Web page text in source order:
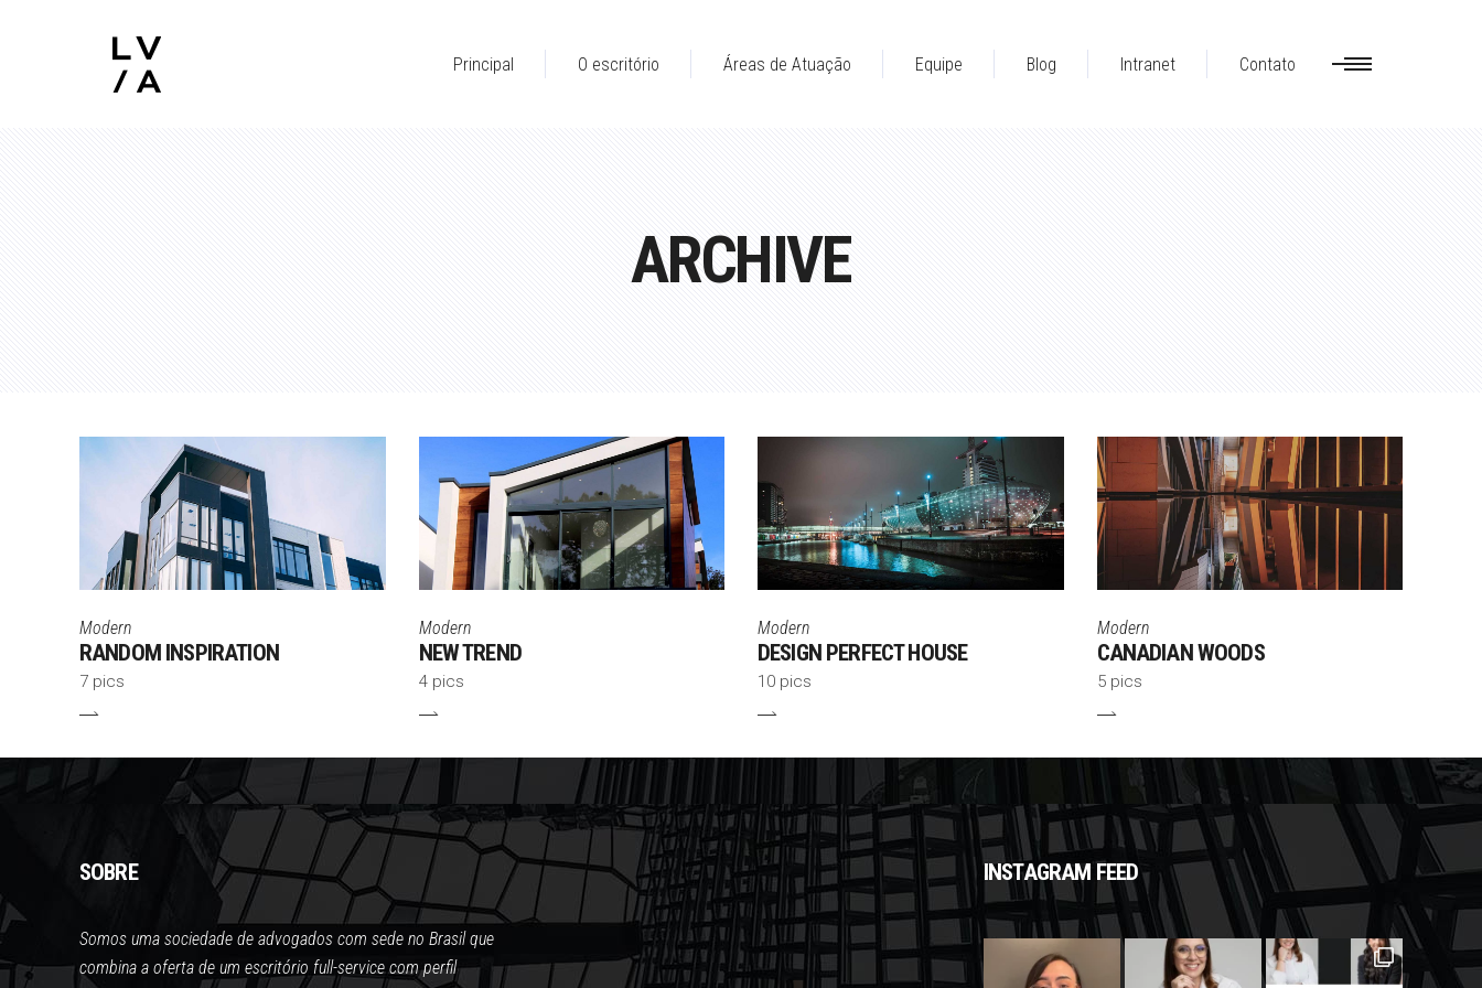
Principal O escritório Áreas de Atuação Equipe Blog Intranet Contato
ARCHIVE
Modern
RANDOM INSPIRATION
7 pics
Modern
NEW TREND
4 pics
Modern
DESIGN PERFECT HOUSE
10 pics
Modern
CANADIAN WOODS
5 pics
SOBRE
Somos uma sociedade de advogados com sede no Brasil que
combina a oferta de um escritório full-service com perfil
INSTAGRAM FEED